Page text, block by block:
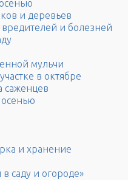
и деревьев
и болезней
мульчи
в октябре
саженцев
и хранение
саду и огороде»